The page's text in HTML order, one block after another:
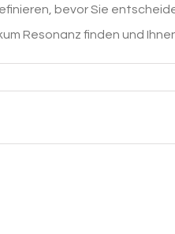
bevor Sie
Resonanz finden und